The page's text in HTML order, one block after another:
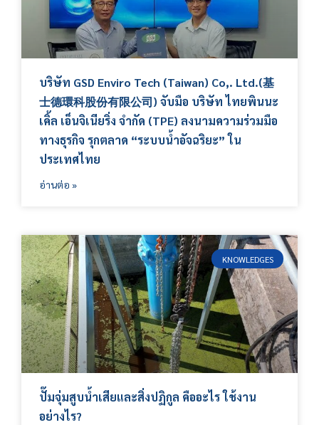
บริษัท GSD Enviro Tech (Taiwan) Co,. Ltd.(基
士德環科股份有限公司) จับมือ บริษัท ไทยพินนะ
เคิ้ล เอ็นจิเนียริ่ง จำกัด (TPE) ลงนามความร่วมมือ
ทางธุรกิจ รุกตลาด “ระบบน้ำอัจฉริยะ” ใน
ประเทศไทย
อ่านต่อ »
KNOWLEDGES
ปั๊มจุ่มสูบน้ำเสียและสิ่งปฏิกูล คืออะไร ใช้งาน
อย่างไร?